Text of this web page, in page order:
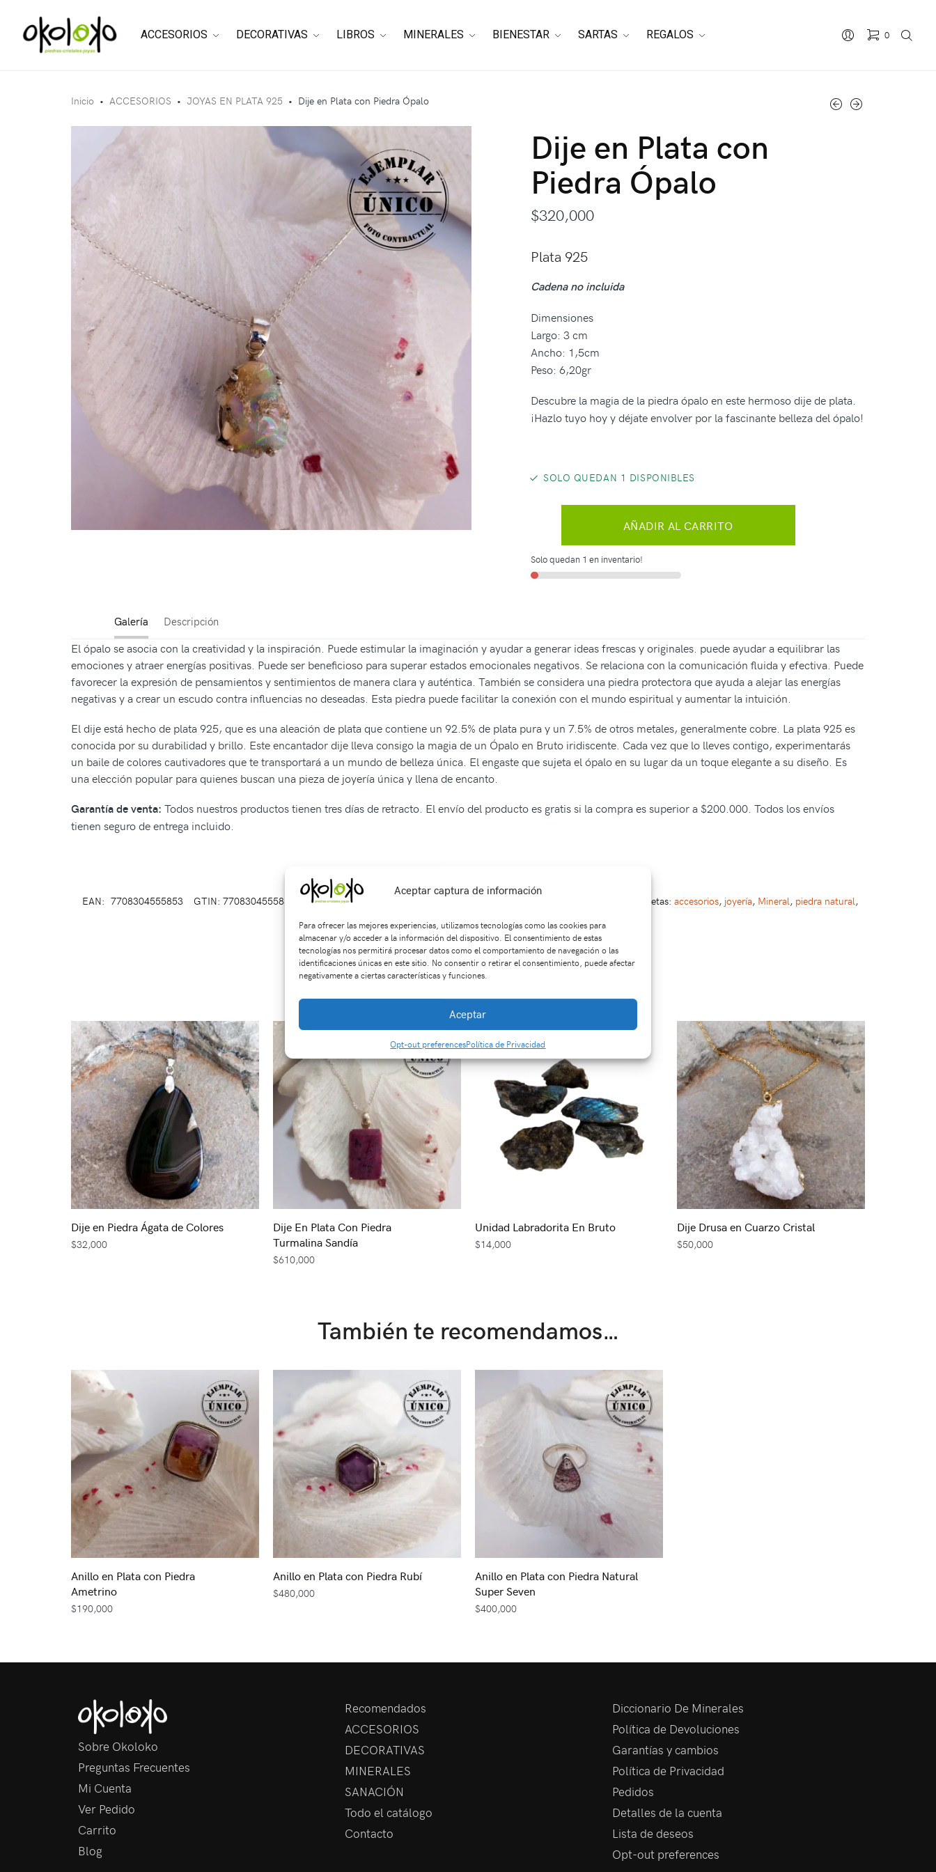
Aceptar captura de información
Para ofrecer las mejores experiencias, utilizamos tecnologías como las cookies para
almacenar y/o acceder a la información del dispositivo. El consentimiento de estas
tecnologías nos permitirá procesar datos como el comportamiento de navegación o las
identificaciones únicas en este sitio. No consentir o retirar el consentimiento, puede afectar
negativamente a ciertas características y funciones.
Aceptar
Opt-out preferencesPolítica de Privacidad
ACCESORIOS DECORATIVAS LIBROS MINERALES BIENESTAR SARTAS REGALOS 0
Inicio • ACCESORIOS • JOYAS EN PLATA 925 • Dije en Plata con Piedra Ópalo
Dije en Plata con
Piedra Ópalo
$320,000
Plata 925
Cadena no incluida
Dimensiones
Largo: 3 cm
Ancho: 1,5cm
Peso: 6,20gr
Descubre la magia de la piedra ópalo en este hermoso dije de plata.
¡Hazlo tuyo hoy y déjate envolver por la fascinante belleza del ópalo!
SOLO QUEDAN 1 DISPONIBLES
AÑADIR AL CARRITO
Solo quedan 1 en inventario!
Galería Descripción
El ópalo se asocia con la creatividad y la inspiración. Puede estimular la imaginación y ayudar a generar ideas frescas y originales. puede ayudar a equilibrar las
emociones y atraer energías positivas. Puede ser beneficioso para superar estados emocionales negativos. Se relaciona con la comunicación fluida y efectiva. Puede
favorecer la expresión de pensamientos y sentimientos de manera clara y auténtica. También se considera una piedra protectora que ayuda a alejar las energías
negativas y a crear un escudo contra influencias no deseadas. Esta piedra puede facilitar la conexión con el mundo espiritual y aumentar la intuición.
El dije está hecho de plata 925, que es una aleación de plata que contiene un 92.5% de plata pura y un 7.5% de otros metales, generalmente cobre. La plata 925 es
conocida por su durabilidad y brillo. Este encantador dije lleva consigo la magia de un Ópalo en Bruto iridiscente. Cada vez que lo lleves contigo, experimentarás
un baile de colores cautivadores que te transportará a un mundo de belleza única. El engaste que sujeta el ópalo en su lugar da un toque elegante a su diseño. Es
una elección popular para quienes buscan una pieza de joyería única y llena de encanto.
Garantía de venta: Todos nuestros productos tienen tres días de retracto. El envío del producto es gratis si la compra es superior a $200.000. Todos los envíos
tienen seguro de entrega incluido.
EAN: 7708304555853 GTIN: 7708304555853 SKU: Di0743 Categorías: ACCESORIOS Etiquetas: accesorios, joyería, Mineral, piedra natural,
Productos relacionados
Dije en Piedra Ágata de Colores
$32,000
Dije En Plata Con Piedra
Turmalina Sandía
$610,000
Unidad Labradorita En Bruto
$14,000
Dije Drusa en Cuarzo Cristal
$50,000
También te recomendamos…
Anillo en Plata con Piedra
Ametrino
$190,000
Anillo en Plata con Piedra Rubí
$480,000
Anillo en Plata con Piedra Natural
Super Seven
$400,000
Sobre Okoloko
Preguntas Frecuentes
Mi Cuenta
Ver Pedido
Carrito
Blog
Recomendados
ACCESORIOS
DECORATIVAS
MINERALES
SANACIÓN
Todo el catálogo
Contacto
Diccionario De Minerales
Política de Devoluciones
Garantías y cambios
Política de Privacidad
Pedidos
Detalles de la cuenta
Lista de deseos
Opt-out preferences